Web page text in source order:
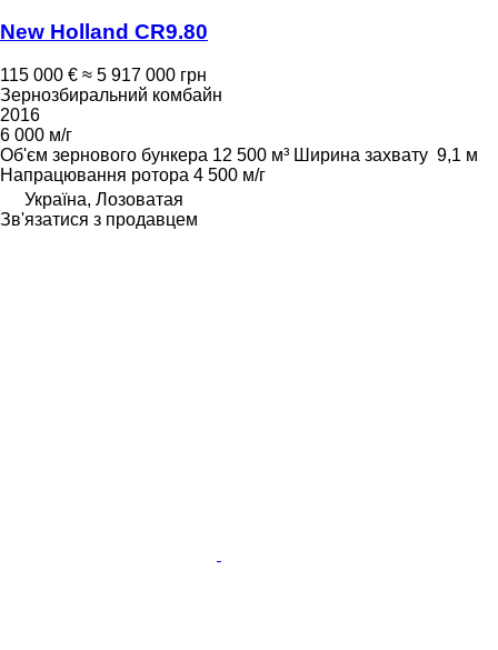
New Holland CR9.80
115 000 € ≈ 5 917 000 грн
Зернозбиральний комбайн
2016
6 000 м/г
Об'єм зернового бункера 12 500 м³ Ширина захвату 9,1 м
Напрацювання ротора 4 500 м/г
Україна, Лозоватая
Зв'язатися з продавцем